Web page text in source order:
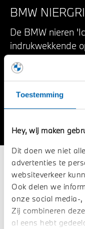
Toestemming
Hey, wij maken
Dit doen we niet
advertenties te
websiteverkeer
Ook delen we
onze social media-
Zij combineren
al eens hebt
BMW
De BMW nieren
indrukwekkende
innovatieve LED
sensationale
START DE
CALCULATOR.
Bereken het Private
Coupé in onze